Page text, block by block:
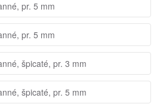
pr. 5 mm
pr. 5 mm
špicaté, pr. 3 mm
špicaté, pr. 5 mm